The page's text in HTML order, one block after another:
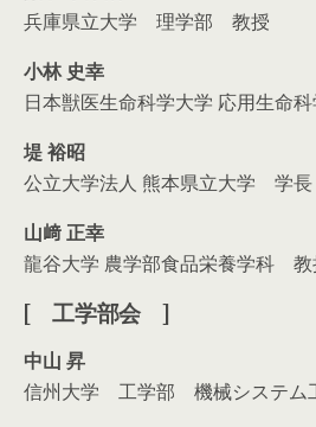
兵庫県立大学 理学部 教授
小林 史幸
日本獣医生命科学大学 応用生命
堤 裕昭
公立大学法人 熊本県立大学 学長
山﨑 正幸
龍谷大学 農学部食品栄養学科 教
[ 工学部会 ]
中山 昇
信州大学 工学部 機械システム